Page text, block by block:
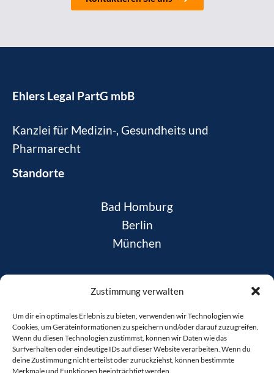
Zustimmung verwalten
Um dir ein optimales Erlebnis zu bieten, verwenden wir Technologien wie
Cookies, um Geräteinformationen zu speichern und/oder darauf zuzugreifen.
Wenn du diesen Technologien zustimmst, können wir Daten wie das
Surfverhalten oder eindeutige IDs auf dieser Website verarbeiten. Wenn du
deine Zustimmung nicht erteilst oder zurückziehst, können bestimmte
Merkmale und Funktionen beeinträchtigt werden.
Ehlers Legal PartG mbB
Kanzlei für Medizin-, Gesundheits und
Pharmarecht
Standorte
Bad Homburg
Berlin
München
News
Impres­sum
Coo­kie-Rich­t­­li­­nie